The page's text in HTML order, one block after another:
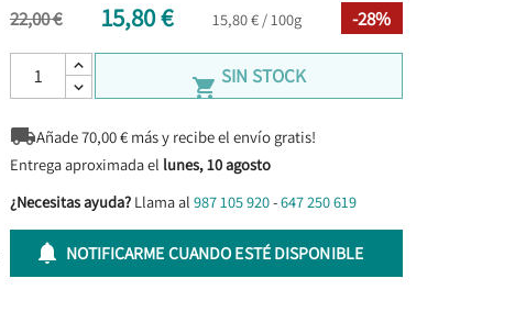
22,00 € 15,80 € 15,80 € / 100g -28%
 SIN STOCK
Añade70,00€ más y recibe el envío gratis!
Entrega aproximada el lunes, 10 agosto
¿Necesitas ayuda? Llama al 987 105 920-647 250 619
 NOTIFICARME CUANDO ESTÉ DISPONIBLE